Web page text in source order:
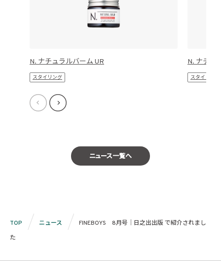
N. ナチュラルバーム UR
スタイリング
N. ナチュ
スタイリング
ニュース一覧へ
TOP ニュース
FINEBOYS 8月号｜日之出出版 で紹介されまし
た